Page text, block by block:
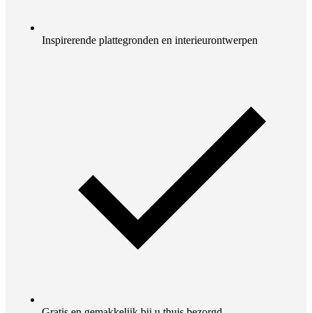
Inspirerende plattegronden en interieurontwerpen